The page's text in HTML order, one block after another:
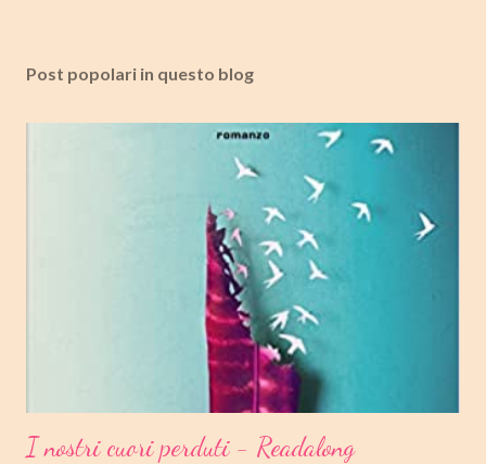
Post popolari in questo blog
I nostri cuori perduti - Readalong